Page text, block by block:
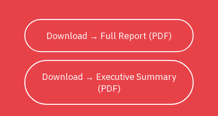
Download → Full Report (PDF)
Download → Executive Summary
(PDF)